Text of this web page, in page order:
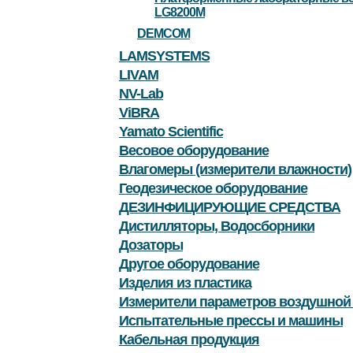
LG8200M
DEMCOM
LAMSYSTEMS
LIVAM
NV-Lab
ViBRA
Yamato Scientific
Весовое оборудование
Влагомеры (измерители влажности)
Геодезическое оборудование
ДЕЗИНФИЦИРУЮЩИЕ СРЕДСТВА
Дистилляторы, Водосборники
Дозаторы
Другое оборудование
Изделия из пластика
Измерители параметров
Испытательные прессы и машины
Кабельная продукция